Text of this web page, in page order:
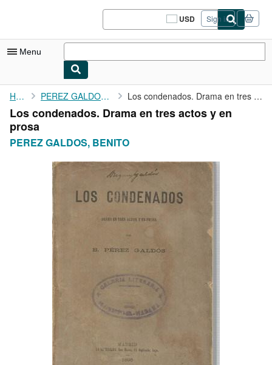
USD
Site
shopping
Sign in
Menu
My Account
My Purchases
Sign Off
Advanced Search
Browse Collections
Art & Collectibles
Start Selling
Home PEREZ GALDOS, BENITO Los condenados. Drama en tres actos y en prosa
Los condenados. Drama en tres actos y en
prosa
PEREZ GALDOS, BENITO